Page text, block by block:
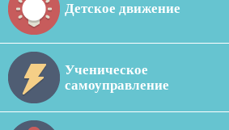
Детское движение
Ученическое
самоуправление